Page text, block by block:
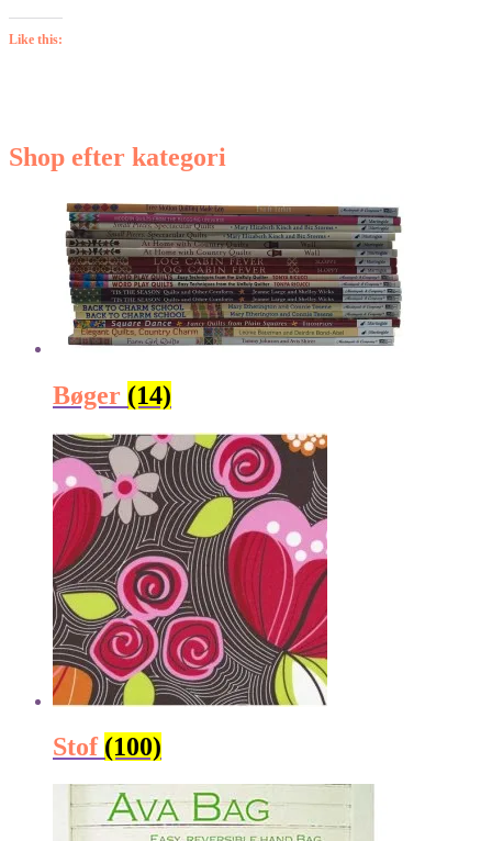
Like this:
Shop efter kategori
Bøger (14)
Stof (100)